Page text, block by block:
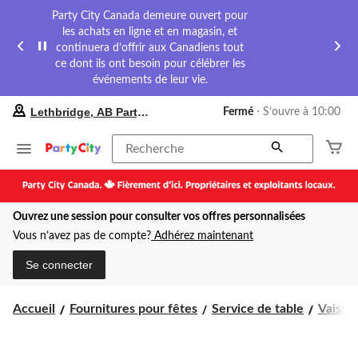
Party City Canada demeure ouvert pour
les achats en ligne et en magasin, et
continuera d’offrir aux Canadiens tout
ce dont ils ont besoin pour célébrer les
événements de leur vie.
préféré
Lethbridge,
Party
City,
courament
Fermé,
pour
Lethbridge, AB Party City Fermé ⋅ S’ouvre à 10:00
Recherche
Ouvrez une session pour consulter vos offres personnalisées
Vous n’avez pas de compte? Adhérez maintenant
Se connecter
Accueil Fournitures pour fêtes Service de table